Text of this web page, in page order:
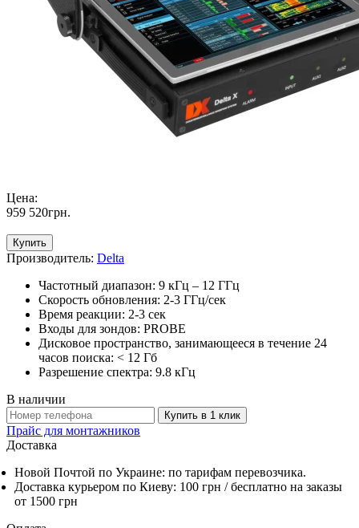
Цена:
959 520грн.
Купить
Производитель: Delta
Частотный диапазон: 9 кГц – 12 ГГц
Скорость обновления: 2-3 ГГц/сек
Время реакции: 2-3 сек
Входы для зондов: PROBE
Дисковое пространство, занимающееся в течение 24
часов поиска: < 12 Гб
Разрешение спектра: 9.8 кГц
В наличии
Купить в 1 клик
Прайс для монтажников
Доставка
Новой Почтой по Украине: по тарифам перевозчика.
Доставка курьером по Киеву: 100 грн /бесплатно на заказы
от 1500 грн